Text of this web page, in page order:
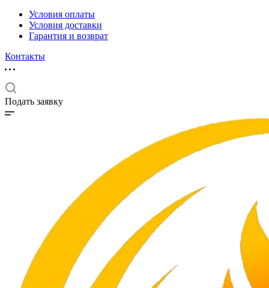
Условия оплаты
Условия доставки
Гарантия и возврат
Контакты
Подать заявку